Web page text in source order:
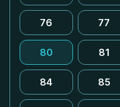
76 77
80 81
84 85